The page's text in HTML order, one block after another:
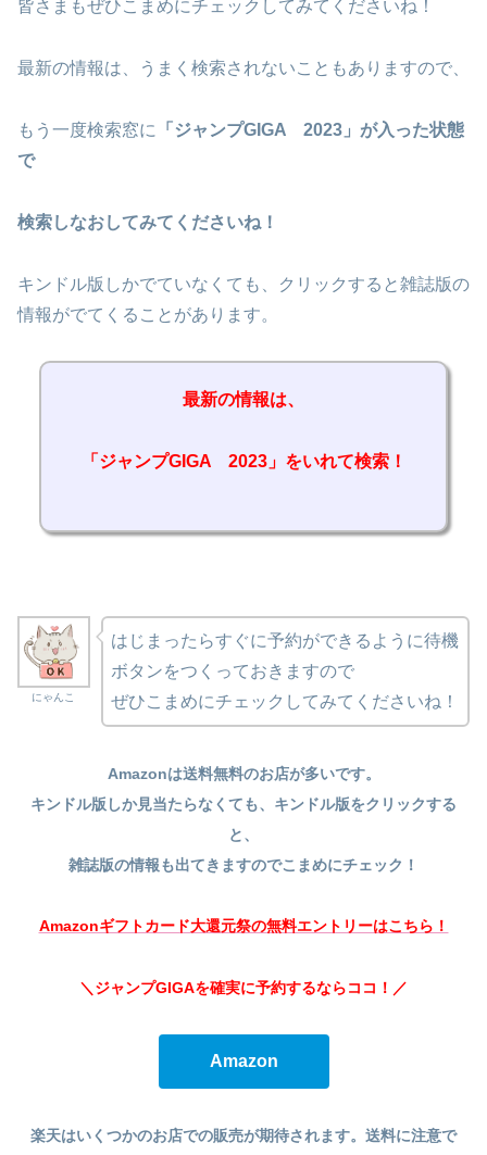
皆さまもぜひこまめにチェックしてみてくださいね！
最新の情報は、うまく検索されないこともありますので、
もう一度検索窓に
「ジャンプGIGA 2023」が入った状態
で
検索しなおしてみてくださいね！
キンドル版しかでていなくても、クリックすると雑誌版の
情報がでてくることがあります。
最新の情報は、
「ジャンプGIGA 2023」をいれて検索！
にゃんこ
はじまったらすぐに予約ができるように待機
ボタンをつくっておきますので
ぜひこまめにチェックしてみてくださいね！
Amazonは送料無料のお店が多いです。
キンドル版しか見当たらなくても、キンドル版をクリックする
と、
雑誌版の情報も出てきますのでこまめにチェック！
Amazonギフトカード大還元祭の無料エントリーはこちら！
＼ジャンプGIGAを確実に予約するならココ！ ／
Amazon
楽天はいくつかのお店での販売が期待されます。送料に注意で